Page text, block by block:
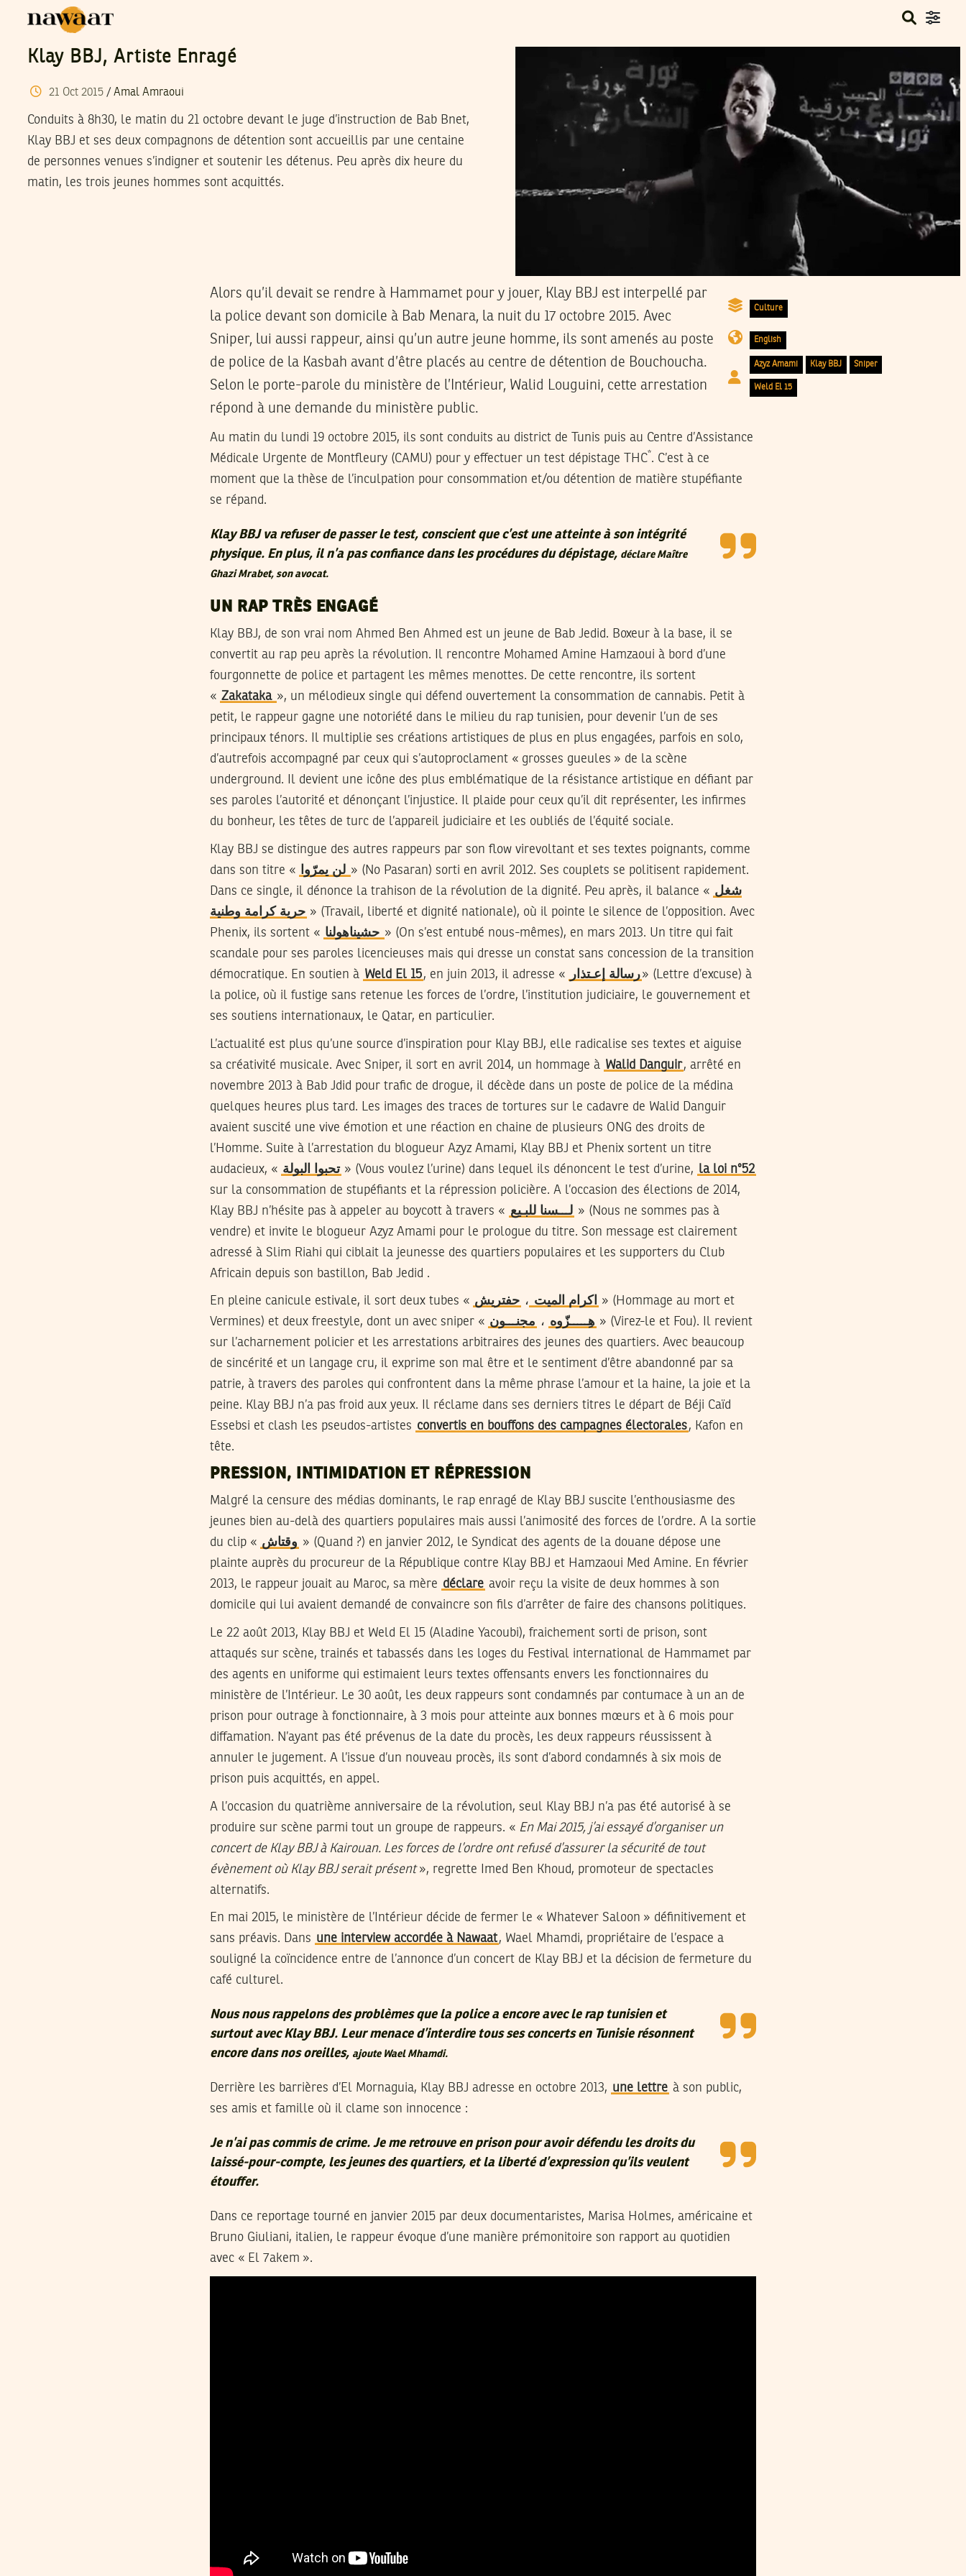
Klay BBJ, Artiste Enragé
21 Oct 2015/ Amal Amraoui
Conduits à 8h30, le matin du 21 octobre devant le juge d’instruction de Bab Bnet,
Klay BBJ et ses deux compagnons de détention sont accueillis par une centaine
de personnes venues s’indigner et soutenir les détenus. Peu après dix heure du
matin, les trois jeunes hommes sont acquittés.
Culture
English
Azyz Amami Klay BBJ Sniper
Weld El 15
Alors qu’il devait se rendre à Hammamet pour y jouer, Klay BBJ est interpellé par
la police devant son domicile à Bab Menara, la nuit du 17 octobre 2015. Avec
Sniper, lui aussi rappeur, ainsi qu’un autre jeune homme, ils sont amenés au poste
de police de la Kasbah avant d’être placés au centre de détention de Bouchoucha.
Selon le porte-parole du ministère de l’Intérieur, Walid Louguini, cette arrestation
répond à une demande du ministère public.
Au matin du lundi 19 octobre 2015, ils sont conduits au district de Tunis puis au Centre d’Assistance
Médicale Urgente de Montfleury (CAMU) pour y effectuer un test dépistage THC*. C’est à ce
moment que la thèse de l’inculpation pour consommation et/ou détention de matière stupéfiante
se répand.
Klay BBJ va refuser de passer le test, conscient que c’est une atteinte à son intégrité
physique. En plus, il n’a pas confiance dans les procédures du dépistage, déclare Maître
Ghazi Mrabet, son avocat.
UN RAP TRÈS ENGAGÉ
Klay BBJ, de son vrai nom Ahmed Ben Ahmed est un jeune de Bab Jedid. Boxeur à la base, il se
convertit au rap peu après la révolution. Il rencontre Mohamed Amine Hamzaoui à bord d’une
fourgonnette de police et partagent les mêmes menottes. De cette rencontre, ils sortent
« Zakataka », un mélodieux single qui défend ouvertement la consommation de cannabis. Petit à
petit, le rappeur gagne une notoriété dans le milieu du rap tunisien, pour devenir l’un de ses
principaux ténors. Il multiplie ses créations artistiques de plus en plus engagées, parfois en solo,
d’autrefois accompagné par ceux qui s’autoproclament « grosses gueules » de la scène
underground. Il devient une icône des plus emblématique de la résistance artistique en défiant par
ses paroles l’autorité et dénonçant l’injustice. Il plaide pour ceux qu’il dit représenter, les infirmes
du bonheur, les têtes de turc de l’appareil judiciaire et les oubliés de l’équité sociale.
Klay BBJ se distingue des autres rappeurs par son flow virevoltant et ses textes poignants, comme
dans son titre «
» (No Pasaran) sorti en avril 2012. Ses couplets se politisent rapidement.
Dans ce single, il dénonce la trahison de la révolution de la dignité. Peu après, il balance « شغل
حرية كرامة وطنية » (Travail, liberté et dignité nationale), où il pointe le silence de l’opposition. Avec
Phenix, ils sortent «
» (On s’est entubé nous-mêmes), en mars 2013. Un titre qui fait
scandale pour ses paroles licencieuses mais qui dresse un constat sans concession de la transition
démocratique. En soutien à Weld El 15, en juin 2013, il adresse « رسالة إعـتذار» (Lettre d’excuse) à
la police, où il fustige sans retenue les forces de l’ordre, l’institution judiciaire, le gouvernement et
ses soutiens internationaux, le Qatar, en particulier.
L’actualité est plus qu’une source d’inspiration pour Klay BBJ, elle radicalise ses textes et aiguise
sa créativité musicale. Avec Sniper, il sort en avril 2014, un hommage à Walid Danguir, arrêté en
novembre 2013 à Bab Jdid pour trafic de drogue, il décède dans un poste de police de la médina
quelques heures plus tard. Les images des traces de tortures sur le cadavre de Walid Danguir
avaient suscité une vive émotion et une réaction en chaine de plusieurs ONG des droits de
l’Homme. Suite à l’arrestation du blogueur Azyz Amami, Klay BBJ et Phenix sortent un titre
audacieux, « تحبوا البولة » (Vous voulez l’urine) dans lequel ils dénoncent le test d’urine, la loi n°52
sur la consommation de stupéfiants et la répression policière. A l’occasion des élections de 2014,
Klay BBJ n’hésite pas à appeler au boycott à travers « لـــسنا للبـيع » (Nous ne sommes pas à
vendre) et invite le blogueur Azyz Amami pour le prologue du titre. Son message est clairement
adressé à Slim Riahi qui ciblait la jeunesse des quartiers populaires et les supporters du Club
Africain depuis son bastillon, Bab Jedid .
En pleine canicule estivale, il sort deux tubes « اكرام الميت ، حفتريش
» (Hommage au mort et
Vermines) et deux freestyle, dont un avec sniper «
هِـــــزّوه ، مجنـــون
» (Virez-le et Fou). Il revient
sur l’acharnement policier et les arrestations arbitraires des jeunes des quartiers. Avec beaucoup
de sincérité et un langage cru, il exprime son mal être et le sentiment d’être abandonné par sa
patrie, à travers des paroles qui confrontent dans la même phrase l’amour et la haine, la joie et la
peine. Klay BBJ n’a pas froid aux yeux. Il réclame dans ses derniers titres le départ de Béji Caïd
Essebsi et clash les pseudos-artistes convertis en bouffons des campagnes électorales, Kafon en
tête.
PRESSION, INTIMIDATION ET RÉPRESSION
Malgré la censure des médias dominants, le rap enragé de Klay BBJ suscite l’enthousiasme des
jeunes bien au-delà des quartiers populaires mais aussi l’animosité des forces de l’ordre. A la sortie
du clip « وقتاش » (Quand ?) en janvier 2012, le Syndicat des agents de la douane dépose une
plainte auprès du procureur de la République contre Klay BBJ et Hamzaoui Med Amine. En février
2013, le rappeur jouait au Maroc, sa mère déclare avoir reçu la visite de deux hommes à son
domicile qui lui avaient demandé de convaincre son fils d’arrêter de faire des chansons politiques.
Le 22 août 2013, Klay BBJ et Weld El 15 (Aladine Yacoubi), fraichement sorti de prison, sont
attaqués sur scène, trainés et tabassés dans les loges du Festival international de Hammamet par
des agents en uniforme qui estimaient leurs textes offensants envers les fonctionnaires du
ministère de l’Intérieur. Le 30 août, les deux rappeurs sont condamnés par contumace à un an de
prison pour outrage à fonctionnaire, à 3 mois pour atteinte aux bonnes mœurs et à 6 mois pour
diffamation. N’ayant pas été prévenus de la date du procès, les deux rappeurs réussissent à
annuler le jugement. A l’issue d’un nouveau procès, ils sont d’abord condamnés à six mois de
prison puis acquittés, en appel.
A l’occasion du quatrième anniversaire de la révolution, seul Klay BBJ n’a pas été autorisé à se
produire sur scène parmi tout un groupe de rappeurs. « En Mai 2015, j’ai essayé d’organiser un
concert de Klay BBJ à Kairouan. Les forces de l’ordre ont refusé d’assurer la sécurité de tout
évènement où Klay BBJ serait présent», regrette Imed Ben Khoud, promoteur de spectacles
alternatifs.
En mai 2015, le ministère de l’Intérieur décide de fermer le « Whatever Saloon » définitivement et
sans préavis. Dans une interview accordée à Nawaat, Wael Mhamdi, propriétaire de l’espace a
souligné la coïncidence entre de l’annonce d’un concert de Klay BBJ et la décision de fermeture du
café culturel.
Nous nous rappelons des problèmes que la police a encore avec le rap tunisien et
surtout avec Klay BBJ. Leur menace d’interdire tous ses concerts en Tunisie résonnent
encore dans nos oreilles, ajoute Wael Mhamdi.
Derrière les barrières d’El Mornaguia, Klay BBJ adresse en octobre 2013, une lettre à son public,
ses amis et famille où il clame son innocence :
Je n’ai pas commis de crime. Je me retrouve en prison pour avoir défendu les droits du
laissé-pour-compte, les jeunes des quartiers, et la liberté d’expression qu’ils veulent
étouffer.
Dans ce reportage tourné en janvier 2015 par deux documentaristes, Marisa Holmes, américaine et
Bruno Giuliani, italien, le rappeur évoque d’une manière prémonitoire son rapport au quotidien
avec « El 7akem ».